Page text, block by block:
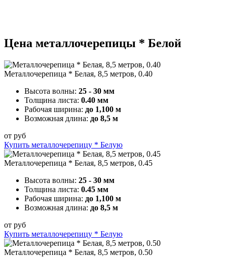
Цена металлочерепицы * Белой
Металлочерепица * Белая, 8,5 метров, 0.40
Высота волны: 25 - 30 мм
Толщина листа: 0.40 мм
Рабочая ширина: до 1,100 м
Возможная длина: до 8,5 м
от руб
Купить металлочерепицу * Белую
Металлочерепица * Белая, 8,5 метров, 0.45
Высота волны: 25 - 30 мм
Толщина листа: 0.45 мм
Рабочая ширина: до 1,100 м
Возможная длина: до 8,5 м
от руб
Купить металлочерепицу * Белую
Металлочерепица * Белая, 8,5 метров, 0.50